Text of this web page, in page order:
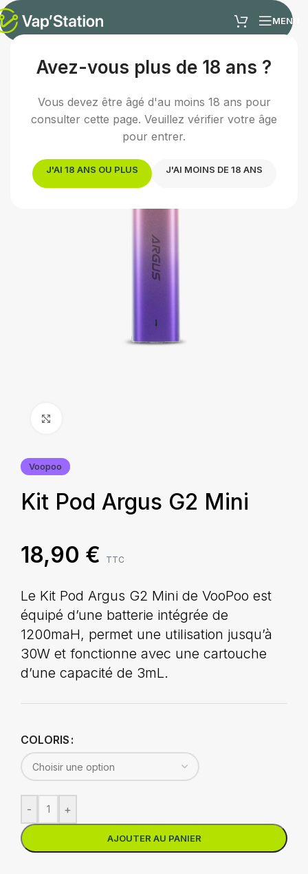
Avez-vous plus de 18 ans ?
Vous devez être âgé d'au moins 18 ans pour
consulter cette page. Veuillez vérifier votre âge
pour entrer.
J'AI 18 ANS OU PLUS J'AI MOINS DE 18 ANS
MENU
Accueil /Cigarette électronique /Kit pod
Voopoo
Kit Pod Argus G2 Mini
18,90 € TTC
Le Kit Pod Argus G2 Mini de VooPoo est
équipé d’une batterie intégrée de
1200maH, permet une utilisation jusqu’à
30W et fonctionne avec une cartouche
d’une capacité de 3mL.
COLORIS
- +
AJOUTER AU PANIER